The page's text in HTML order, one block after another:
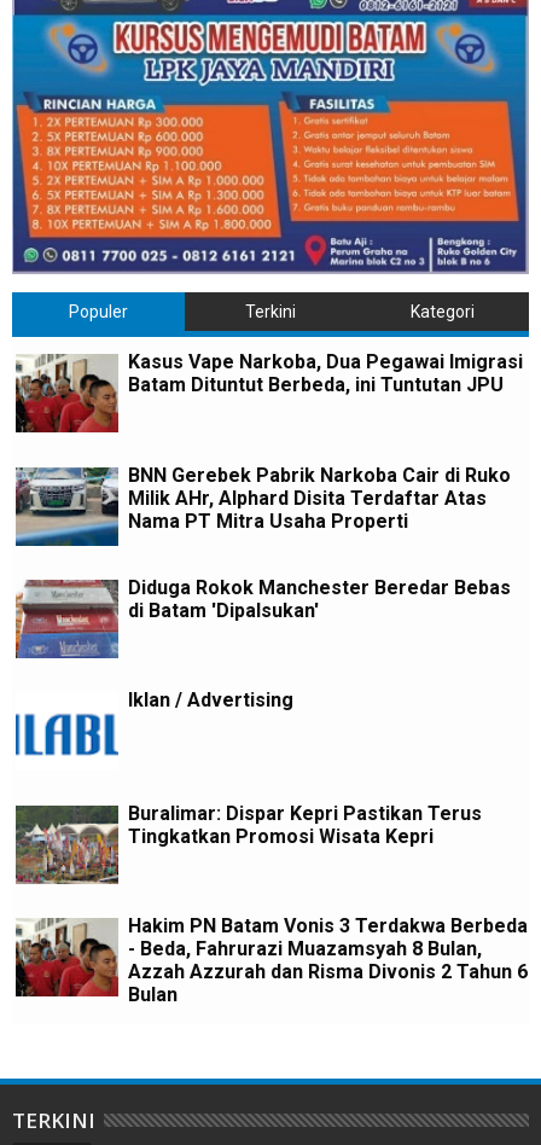
Populer Terkini Kategori
Kasus Vape Narkoba, Dua Pegawai Imigrasi
Batam Dituntut Berbeda, ini Tuntutan JPU
BNN Gerebek Pabrik Narkoba Cair di Ruko
Milik AHr, Alphard Disita Terdaftar Atas
Nama PT Mitra Usaha Properti
Diduga Rokok Manchester Beredar Bebas
di Batam 'Dipalsukan'
Iklan / Advertising
Buralimar: Dispar Kepri Pastikan Terus
Tingkatkan Promosi Wisata Kepri
Hakim PN Batam Vonis 3 Terdakwa Berbeda
- Beda, Fahrurazi Muazamsyah 8 Bulan,
Azzah Azzurah dan Risma Divonis 2 Tahun 6
Bulan
TERKINI